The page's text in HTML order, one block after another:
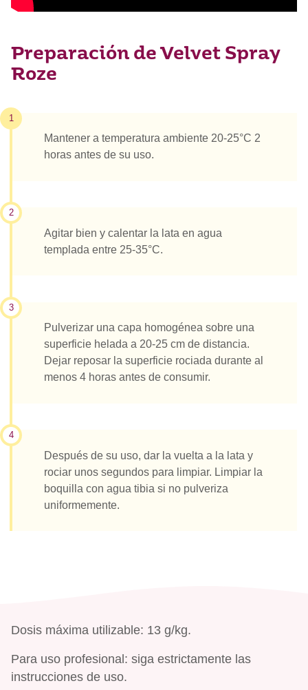
Preparación de Velvet Spray
Roze
1
Mantener a temperatura ambiente 20-25°C 2
horas antes de su uso.
2
Agitar bien y calentar la lata en agua
templada entre 25-35°C.
3
Pulverizar una capa homogénea sobre una
superficie helada a 20-25 cm de distancia.
Dejar reposar la superficie rociada durante al
menos 4 horas antes de consumir.
4
Después de su uso, dar la vuelta a la lata y
rociar unos segundos para limpiar. Limpiar la
boquilla con agua tibia si no pulveriza
uniformemente.
Dosis máxima utilizable: 13 g/kg.
Para uso profesional: siga estrictamente las
instrucciones de uso.